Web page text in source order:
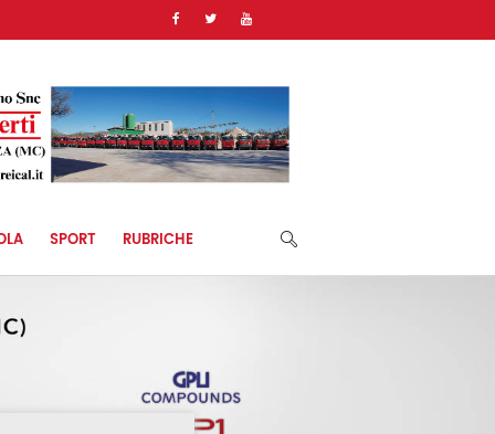
SPORT RUBRICHE